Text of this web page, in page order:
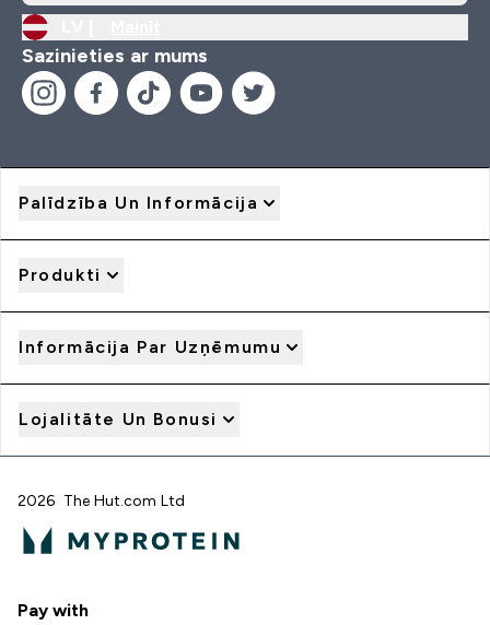
Sazinieties ar mums
Palīdzība Un Informācija
Produkti
Informācija Par Uzņēmumu
Lojalitāte Un Bonusi
2026 The Hut.com Ltd
Pay with